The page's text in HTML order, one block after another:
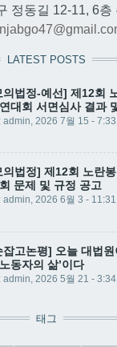
정동길 12-11, 6층
LATEST POSTS
의법정-예선] 제12회
대회 서면심사 결과
admin, 2026 7월 15 - 7:33
의법정] 제12회 노란
문제 및 규정 공고
admin, 2026 6월 3 - 11:31
잡고논평] 오늘 대법원
동자의 삶’이다
admin, 2026 5월 21 -
태그